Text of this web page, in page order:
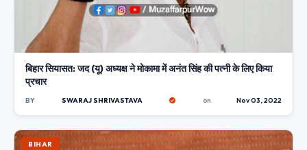
बिहार सियासत: जद (यू) अध्यक्ष ने मोकामा में अनंत सिंह की पत्नी के लिए किया
प्रचार
BY SWARAJ SHRIVASTAVA on Nov 03, 2022
BIHAR